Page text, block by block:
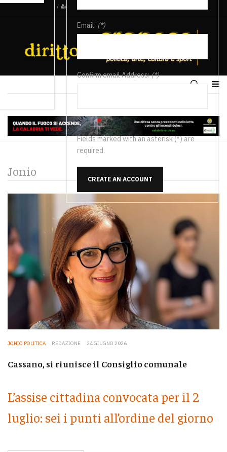
/
Email: (*)
Confirm email Address:(*)
Fields marked with an asterisk (*) are
required.
CREATE AN ACCOUNT
Jonio
JONIO POLITICA REDAZIONE 24 GIUGNO 2026
Cassano, si riunisce il Consiglio comunale
L’assise cittadina convocata per il 2
luglio: sei i punti all’ordine del giorno